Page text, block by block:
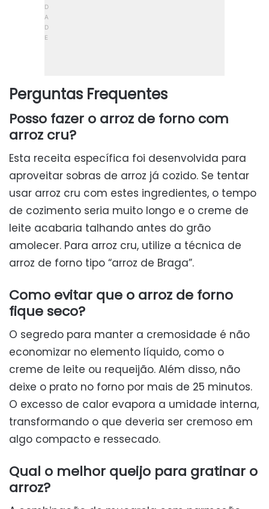
Perguntas Frequentes
Posso fazer o arroz de forno com
arroz cru?
Esta receita específica foi desenvolvida para
aproveitar sobras de arroz já cozido. Se tentar
usar arroz cru com estes ingredientes, o tempo
de cozimento seria muito longo e o creme de
leite acabaria talhando antes do grão
amolecer. Para arroz cru, utilize a técnica de
arroz de forno tipo “arroz de Braga”.
Como evitar que o arroz de forno
fique seco?
O segredo para manter a cremosidade é não
economizar no elemento líquido, como o
creme de leite ou requeijão. Além disso, não
deixe o prato no forno por mais de 25 minutos.
O excesso de calor evapora a umidade interna,
transformando o que deveria ser cremoso em
algo compacto e ressecado.
Qual o melhor queijo para gratinar o
arroz?